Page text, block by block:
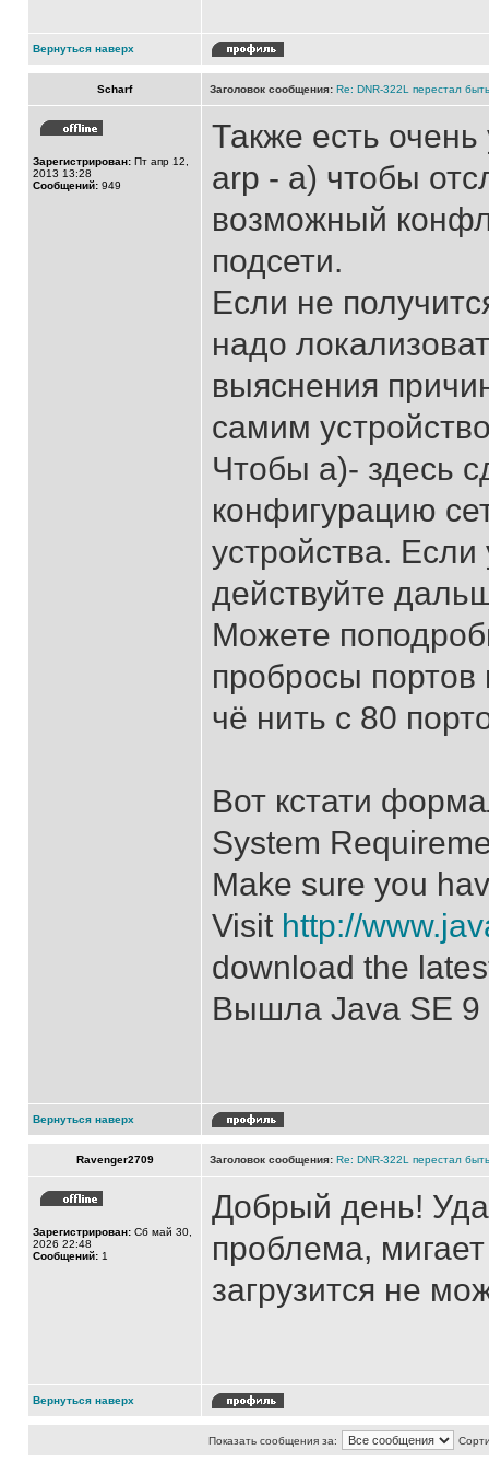
Вернуться наверх
Scharf Заголовок сообщения: Re: DNR-322L перестал
Зарегистрирован: Пт апр 12,
2013 13:28
Сообщений: 949
Также есть
arp - a) чтобы
возможный
подсети.
Если не
надо
выяснения
самим
Чтобы а)- здесь
конфигурацию
устройства. Если
действуйте
Можете
пробросы
чё нить с 80
Вот кстати
System
Make sure you
Visit http://
download the
Вышла Java SE 9
Вернуться наверх
Ravenger2709 Заголовок сообщения: Re: DNR-322L перестал
Зарегистрирован: Сб май 30,
2026 22:48
Сообщений: 1
Добрый день!
проблема,
загрузится не
Вернуться наверх
Показать сообщения за: